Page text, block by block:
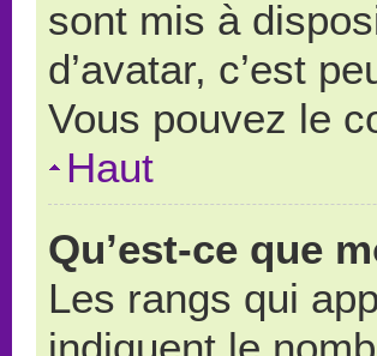
sont mis à
d’avatar, c’est
Vous pouvez le
Haut
Qu’est-ce que
Les rangs qui
indiquent le